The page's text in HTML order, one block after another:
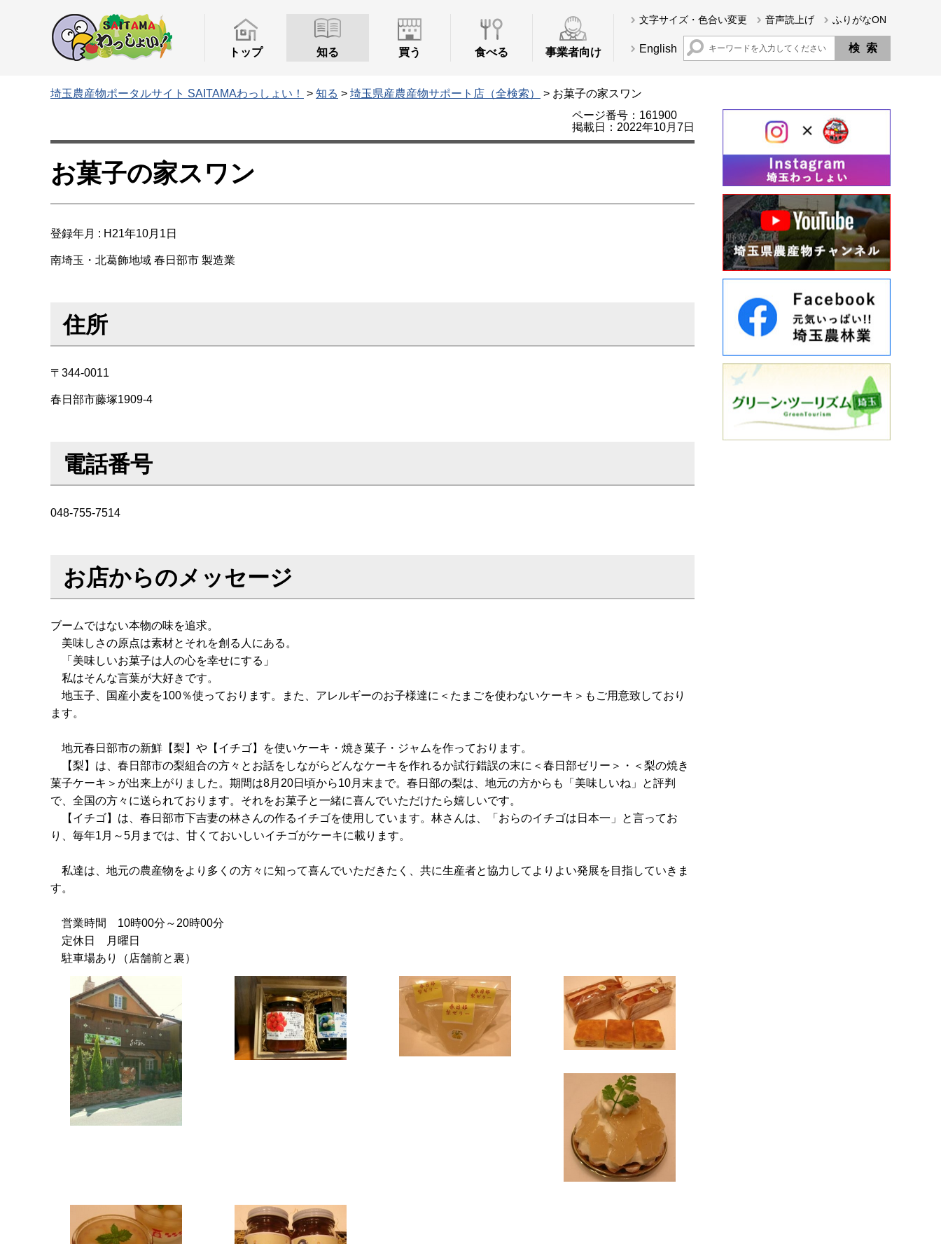
トップ 知る 買う 食べる 事業者向け
文字サイズ・色合い変更 音声読上げ ふりがなON
English
埼玉農産物ポータルサイト SAITAMAわっしょい！ > 知る > 埼玉県産農産物サポート店（全検索）
> お菓子の家スワン
ページ番号：161900
掲載日：2022年10月7日
お菓子の家スワン
登録年月 : H21年10月1日
南埼玉・北葛飾地域 春日部市 製造業
住所
〒344-0011
春日部市藤塚1909-4
電話番号
048-755-7514
お店からのメッセージ
ブームではない本物の味を追求。
美味しさの原点は素材とそれを創る人にある。
「美味しいお菓子は人の心を幸せにする」
私はそんな言葉が大好きです。
地玉子、国産小麦を100％使っております。また、アレルギーのお子様達に＜たまごを使わないケーキ＞もご用意致しており
ます。
地元春日部市の新鮮【梨】や【イチゴ】を使いケーキ・焼き菓子・ジャムを作っております。
【梨】は、春日部市の梨組合の方々とお話をしながらどんなケーキを作れるか試行錯誤の末に＜春日部ゼリー＞・＜梨の焼き
菓子ケーキ＞が出来上がりました。期間は8月20日頃から10月末まで。春日部の梨は、地元の方からも「美味しいね」と評判
で、全国の方々に送られております。それをお菓子と一緒に喜んでいただけたら嬉しいです。
【イチゴ】は、春日部市下吉妻の林さんの作るイチゴを使用しています。林さんは、「おらのイチゴは日本一」と言ってお
り、毎年1月～5月までは、甘くておいしいイチゴがケーキに載ります。
私達は、地元の農産物をより多くの方々に知って喜んでいただきたく、共に生産者と協力してよりよい発展を目指していきま
す。
営業時間 10時00分～20時00分
定休日 月曜日
駐車場あり（店舗前と裏）